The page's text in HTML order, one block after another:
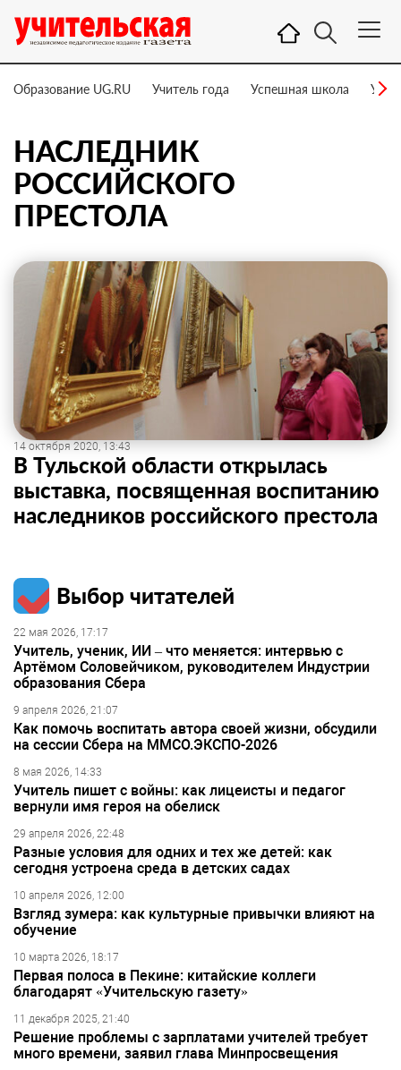
Образование UG.RU Учитель года Успешная школа
НАСЛЕДНИК
РОССИЙСКОГО
ПРЕСТОЛА
14 октября 2020, 13:43
В Тульской области открылась
выставка, посвященная воспитанию
наследников российского престола
Выбор читателей
22 мая 2026, 17:17
Учитель, ученик, ИИ – что меняется: интервью с
Артёмом Соловейчиком, руководителем Индустрии
образования Сбера
9 апреля 2026, 21:07
Как помочь воспитать автора своей жизни, обсудили
на сессии Сбера на ММСО.ЭКСПО-2026
8 мая 2026, 14:33
Учитель пишет с войны: как лицеисты и педагог
вернули имя героя на обелиск
29 апреля 2026, 22:48
Разные условия для одних и тех же детей: как
сегодня устроена среда в детских садах
10 апреля 2026, 12:00
Взгляд зумера: как культурные привычки влияют на
обучение
10 марта 2026, 18:17
Первая полоса в Пекине: китайские коллеги
благодарят «Учительскую газету»
11 декабря 2025, 21:40
Решение проблемы с зарплатами учителей требует
много времени, заявил глава Минпросвещения